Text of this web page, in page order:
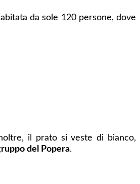
da sole 120 persone, dove
il prato si veste di bianco,
del Popera.